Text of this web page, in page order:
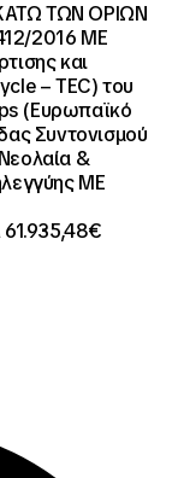
ΤΩΝ ΟΡΙΩΝ
2016 ΜΕ
και
– TEC) του
(Ευρωπαϊκό
Συντονισμού
&
ΜΕ